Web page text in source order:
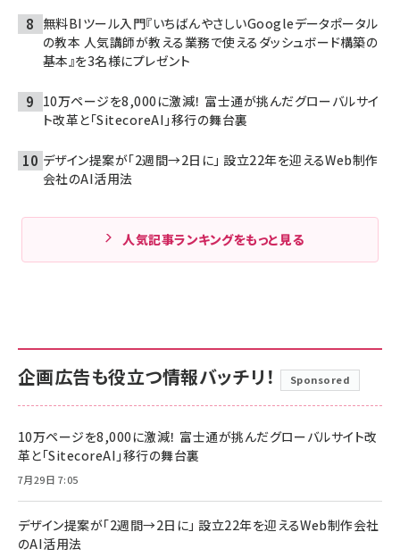
無料BIツール入門『いちばんやさしいGoogleデータポータル
の教本 人気講師が教える業務で使えるダッシュボード構築の
基本』を3名様にプレゼント
10万ページを8,000に激減！ 富士通が挑んだグローバルサイ
ト改革と「SitecoreAI」移行の舞台裏
デザイン提案が「2週間→2日に」 設立22年を迎えるWeb制作
会社のAI活用法
人気記事ランキングをもっと見る
企画広告も役立つ情報バッチリ！ Sponsored
10万ページを8,000に激減！ 富士通が挑んだグローバルサイト改
革と「SitecoreAI」移行の舞台裏
7月29日 7:05
デザイン提案が「2週間→2日に」 設立22年を迎えるWeb制作会社
のAI活用法